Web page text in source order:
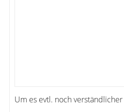
Um es evtl. noch